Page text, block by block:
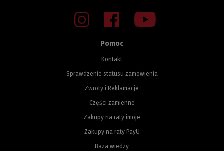
Pomoc
Kontakt
Sprawdzenie statusu zamówienia
Zwroty i Reklamacje
Części zamienne
Zakupy na raty imoje
Zakupy na raty PayU
Baza wiedzy